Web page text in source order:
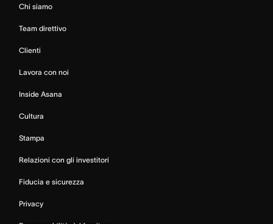
Chi siamo
Team direttivo
Clienti
Lavora con noi
Inside Asana
Cultura
Stampa
Relazioni con gli investitori
Fiducia e sicurezza
Privacy